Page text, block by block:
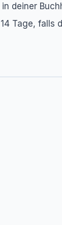
deiner
Tage, falls